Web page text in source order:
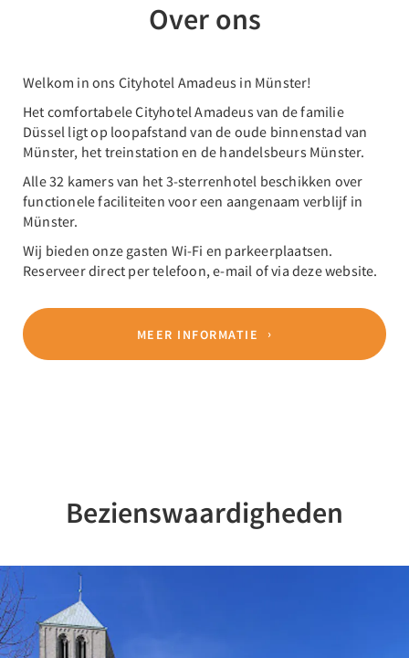
Over ons
Welkom in ons Cityhotel Amadeus in Münster!
Het comfortabele Cityhotel Amadeus van de familie
Düssel ligt op loopafstand van de oude binnenstad van
Münster, het treinstation en de handelsbeurs Münster.
Alle 32 kamers van het 3-sterrenhotel beschikken over
functionele faciliteiten voor een aangenaam verblijf in
Münster.
Wij bieden onze gasten Wi-Fi en parkeerplaatsen.
Reserveer direct per telefoon, e-mail of via deze website.
MEER INFORMATIE
Bezienswaardigheden
Previous